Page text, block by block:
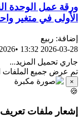
في متغير واحد
2026-
•
2025/2026
•
المزيد...
الملفات المرتبطة
ملفات تعريف